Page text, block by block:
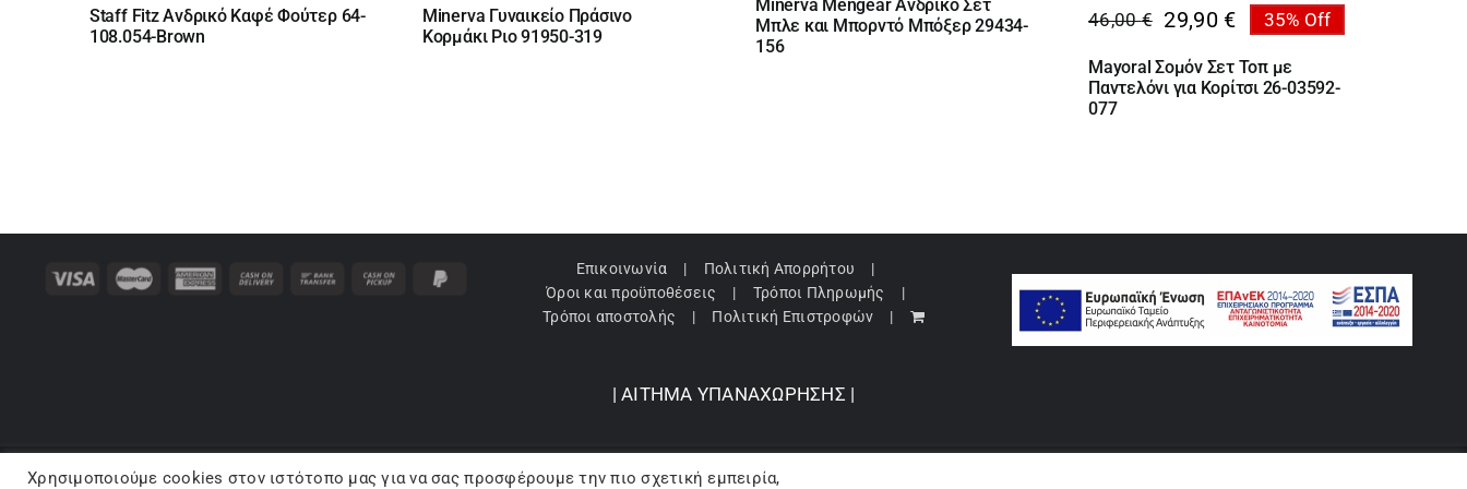
price
was:
τρέχουσα
τιμή
Staff Fitz Ανδρικό Καφέ Φούτερ 64-
108.054-Brown
price
was:
τρέχουσα
τιμή
Minerva Γυναικείο Πράσινο
Κορμάκι Ριο 91950-319
was:
19,90 €.
τιμή
είναι:
Minerva Mengear Ανδρικό Σετ
Μπλε και Μπορντό Μπόξερ 29434-
156
46,00€
Original
price
was:
46,00 €.
29,90 €
Η
τρέχουσα
τιμή
είναι:
35% Off
Mayoral Σομόν Σετ Τοπ με
Παντελόνι για Κορίτσι 26-03592-
077
Επικοινωνία
Πολιτική Απορρήτου
Όροι και προϋποθέσεις
Τρόποι Πληρωμής
Τρόποι αποστολής
Πολιτική Επιστροφών
| ΑΙΤΗΜΑ ΥΠΑΝΑΧΩΡΗΣΗΣ |
Copyright 2024 © Barbopoulos store - All Rights Reserved |
Χρησιμοποιούμε cookies στον ιστότοπo μας για να σας προσφέρουμε την πιο σχετική εμπειρία,